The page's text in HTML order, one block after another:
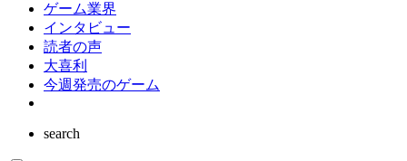
ゲーム業界
インタビュー
読者の声
大喜利
今週発売のゲーム
search